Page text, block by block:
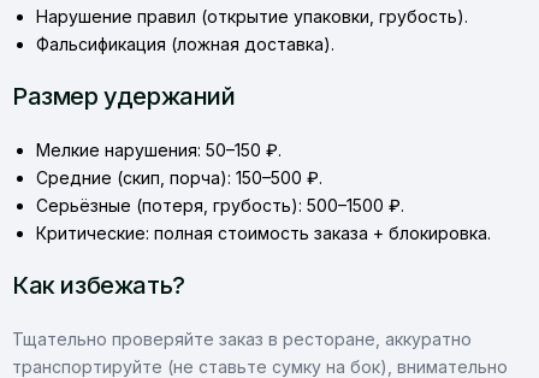
Нарушение правил (открытие упаковки, грубость).
Фальсификация (ложная доставка).
Размер удержаний
Мелкие нарушения: 50–150 ₽.
Средние (скип, порча): 150–500 ₽.
Серьёзные (потеря, грубость): 500–1500 ₽.
Критические: полная стоимость заказа + блокировка.
Как избежать?
Тщательно проверяйте заказ в ресторане, аккуратно
транспортируйте (не ставьте сумку на бок), внимательно